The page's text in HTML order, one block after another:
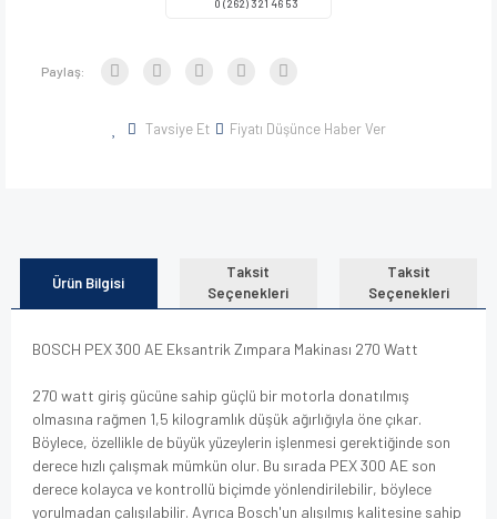
0 (262) 321 46 53
Paylaş:
Tavsiye Et Fiyatı Düşünce Haber Ver
Ürün Bilgisi
Taksit
Seçenekleri
Taksit
Seçenekleri
BOSCH PEX 300 AE Eksantrik Zımpara Makinası 270 Watt
270 watt giriş gücüne sahip güçlü bir motorla donatılmış
olmasına rağmen 1,5 kilogramlık düşük ağırlığıyla öne çıkar.
Böylece, özellikle de büyük yüzeylerin işlenmesi gerektiğinde son
derece hızlı çalışmak mümkün olur. Bu sırada PEX 300 AE son
derece kolayca ve kontrollü biçimde yönlendirilebilir, böylece
yorulmadan çalışılabilir. Ayrıca Bosch'un alışılmış kalitesine sahip